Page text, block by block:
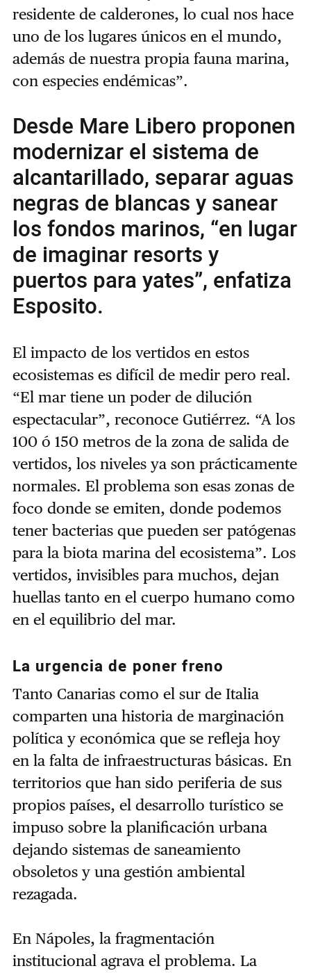
residente de calderones, lo cual nos hace
uno de los lugares únicos en el mundo,
además de nuestra propia fauna marina,
con especies endémicas”.
Desde Mare Libero proponen
modernizar el sistema de
alcantarillado, separar aguas
negras de blancas y sanear
los fondos marinos, “en lugar
de imaginar resorts y
puertos para yates”, enfatiza
Esposito.
El impacto de los vertidos en estos
ecosistemas es difícil de medir pero real.
“El mar tiene un poder de dilución
espectacular”, reconoce Gutiérrez. “A los
100 ó 150 metros de la zona de salida de
vertidos, los niveles ya son prácticamente
normales. El problema son esas zonas de
foco donde se emiten, donde podemos
tener bacterias que pueden ser patógenas
para la biota marina del ecosistema”. Los
vertidos, invisibles para muchos, dejan
huellas tanto en el cuerpo humano como
en el equilibrio del mar.
La urgencia de poner freno
Tanto Canarias como el sur de Italia
comparten una historia de marginación
política y económica que se refleja hoy
en la falta de infraestructuras básicas. En
territorios que han sido periferia de sus
propios países, el desarrollo turístico se
impuso sobre la planificación urbana
dejando sistemas de saneamiento
obsoletos y una gestión ambiental
rezagada.
En Nápoles, la fragmentación
institucional agrava el problema. La